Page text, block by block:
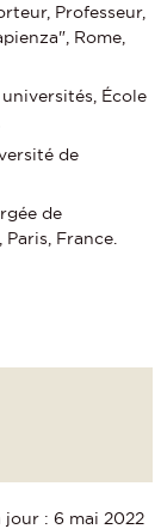
Professeur,
Rome,
École
de
de
France.
jour : 6 mai 2022